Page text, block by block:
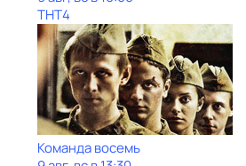
ТНТ4
Команда восемь